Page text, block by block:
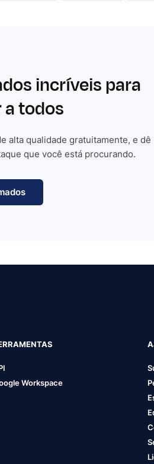
incríveis para
todos
alta qualidade gratuitamente, e dê
que você está procurando.
Workspace